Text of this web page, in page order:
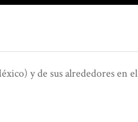
y de sus alrededores en el